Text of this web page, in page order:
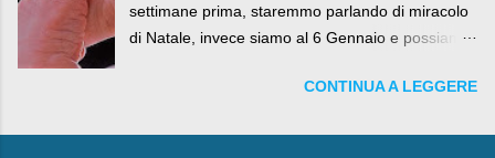
settimane prima, staremmo parlando di miracolo
di Natale, invece siamo al 6 Gennaio e possiamo
e la Befana, visto il lieto epilogo della vicenda.
CONTINUA A LEGGERE